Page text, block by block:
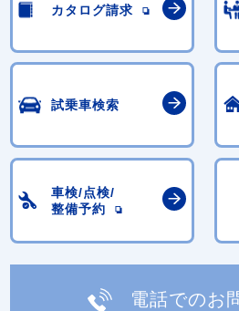
カタログ請求
試乗車検索
車検/点検/
整備予約
電話でのお